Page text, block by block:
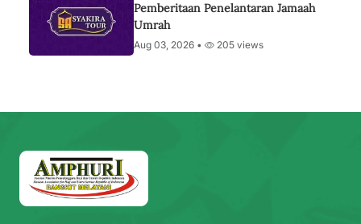
Pemberitaan Penelantaran Jamaah
Umrah
Aug 03, 2026 • 205 views